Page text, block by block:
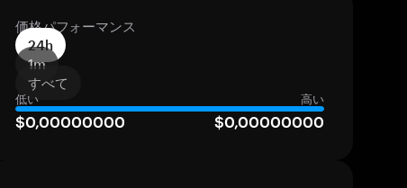
価格パフォーマンス
24h
1m
すべて
低い 高い
$0,00000000 $0,00000000